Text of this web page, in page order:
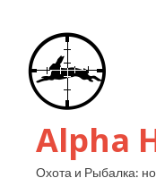
Alpha
Охота и Рыбалка: